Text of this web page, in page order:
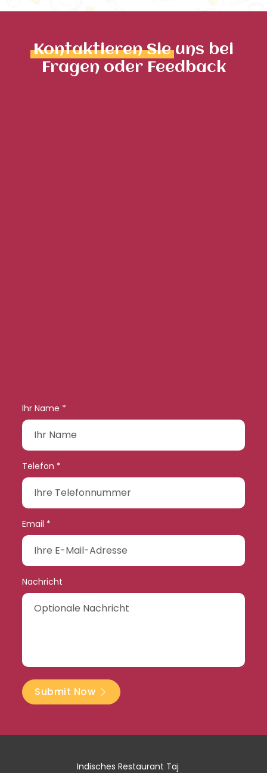
Kontaktieren Sieuns bei
Fragen oder Feedback
Ihr Name *
Telefon *
Email *
Nachricht
Submit Now
Indisches Restaurant Taj